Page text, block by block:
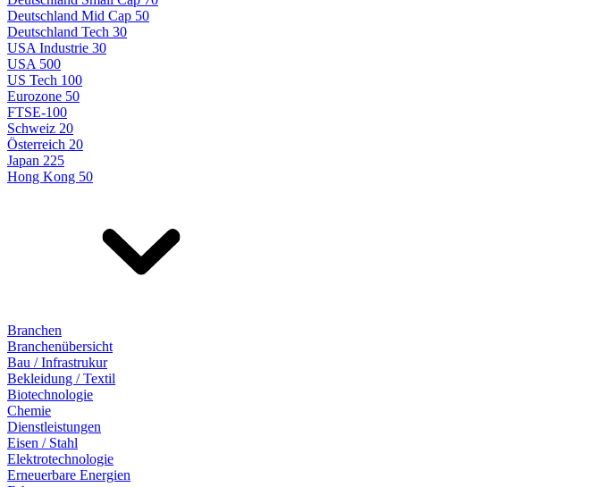
Deutschland Mid Cap 50
Deutschland Tech 30
USA Industrie 30
USA 500
US Tech 100
Eurozone 50
FTSE-100
Schweiz 20
Österreich 20
Japan 225
Hong Kong 50
Branchen
Branchenübersicht
Bau / Infrastrukur
Bekleidung / Textil
Biotechnologie
Chemie
Dienstleistungen
Eisen / Stahl
Elektrotechnologie
Erneuerbare Energien